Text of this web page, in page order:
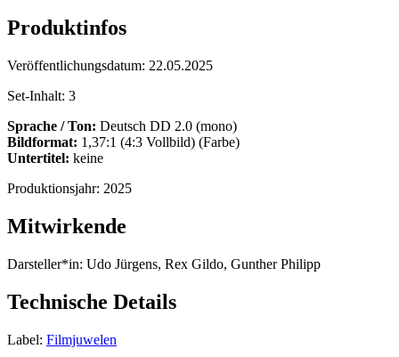
Produktinfos
Veröffentlichungsdatum: 22.05.2025
Set-Inhalt: 3
Sprache / Ton: Deutsch DD 2.0 (mono)
Bildformat: 1,37:1 (4:3 Vollbild) (Farbe)
Untertitel: keine
Produktionsjahr: 2025
Mitwirkende
Darsteller*in: Udo Jürgens, Rex Gildo, Gunther Philipp
Technische Details
Label: Filmjuwelen